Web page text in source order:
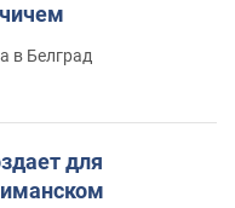
в Белград
для